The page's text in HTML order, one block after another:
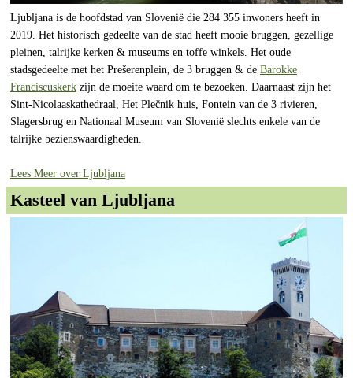
Ljubljana is de hoofdstad van Slovenië die 284 355 inwoners heeft in
2019. Het historisch gedeelte van de stad heeft mooie bruggen, gezellige
pleinen, talrijke kerken & museums en toffe winkels. Het oude
stadsgedeelte met het Prešerenplein, de 3 bruggen & de Barokke
Franciscuskerk zijn de moeite waard om te bezoeken. Daarnaast zijn het
Sint-Nicolaaskathedraal, Het Plečnik huis, Fontein van de 3 rivieren,
Slagersbrug en Nationaal Museum van Slovenië slechts enkele van de
talrijke bezienswaardigheden.
Lees Meer over Ljubljana
Kasteel van Ljubljana